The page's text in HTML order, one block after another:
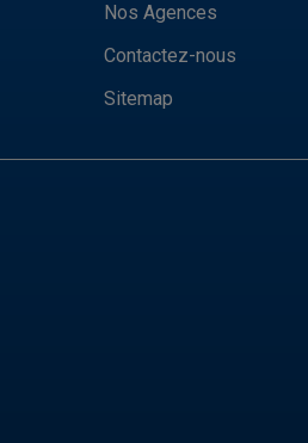
Nos Agences
Contactez-nous
Sitemap